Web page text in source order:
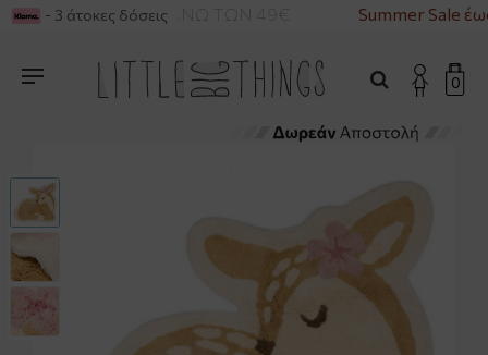
ΓΙΑ ΑΓΟΡΕΣ ΑΝΩ ΤΩΝ 49€ Summer Sale
- 3 άτοκες δόσεις
0